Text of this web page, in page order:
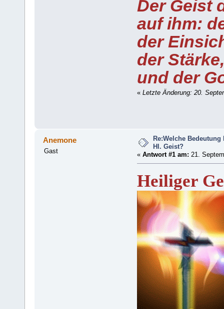
Der Geist
auf ihm:
der
der
und der
« Letzte Änderung: 20.
Anemone
Gast
Re:Welche
Hl. Geist?
« Antwort #1 am: 21.
Heiliger